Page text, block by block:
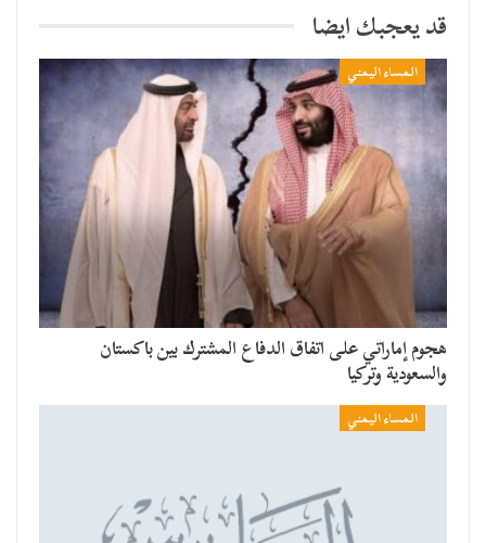
قد يعجبك ايضا
المساء اليمني
هجوم إماراتي على اتفاق الدفاع المشترك بين باكستان
والسعودية وتركيا
المساء اليمني